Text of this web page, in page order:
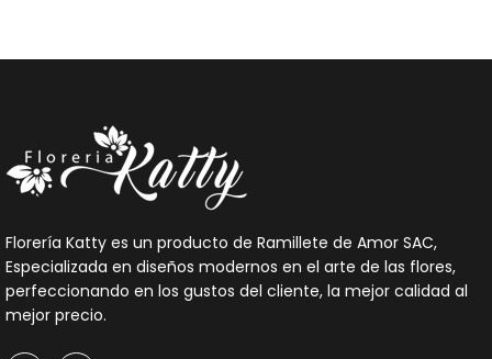
Florería Katty es un producto de Ramillete de Amor SAC,
Especializada en diseños modernos en el arte de las flores,
perfeccionando en los gustos del cliente, la mejor calidad al
mejor precio.